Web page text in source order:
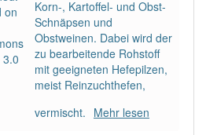
-maischeaber mit einem
verwendet im Bereich
on
Korn-, Kartoffel- und Obst-
Schnäpsen und
Obstweinen. Dabei wird der
zu bearbeitende Rohstoff
mit geeigneten Hefepilzen,
meist Reinzuchthefen,
vermischt. Mehr lesen